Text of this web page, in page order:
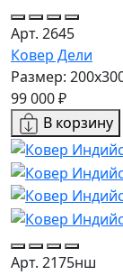
Арт. 2645
Ковер Дели
Размер:
99 000 ₽
В корзину
Арт. 2175нш